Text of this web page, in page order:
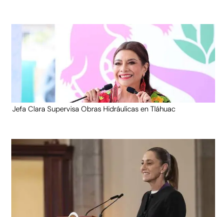
Jefa Clara Supervisa Obras Hidráulicas en Tláhuac